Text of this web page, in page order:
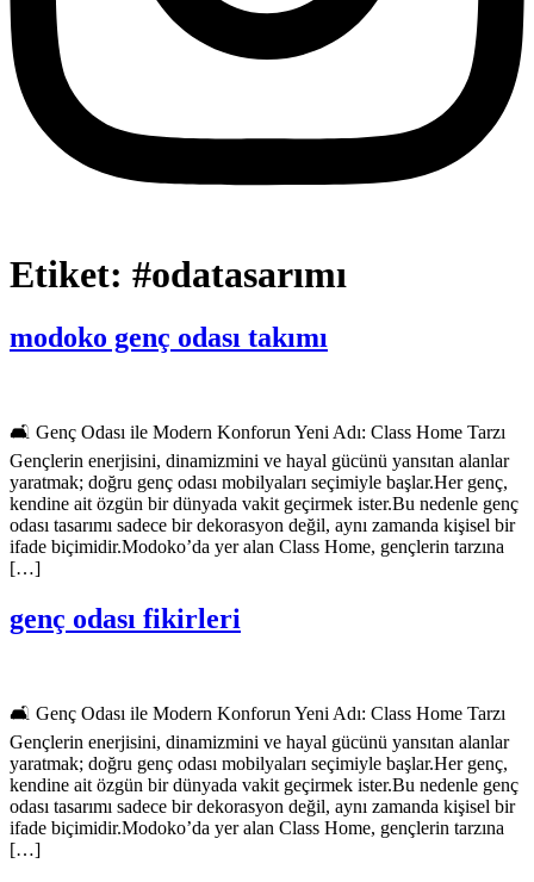
Etiket: #odatasarımı
modoko genç odası takımı
🛋️ Genç Odası ile Modern Konforun Yeni Adı: Class Home Tarzı
Gençlerin enerjisini, dinamizmini ve hayal gücünü yansıtan alanlar
yaratmak; doğru genç odası mobilyaları seçimiyle başlar.Her genç,
kendine ait özgün bir dünyada vakit geçirmek ister.Bu nedenle genç
odası tasarımı sadece bir dekorasyon değil, aynı zamanda kişisel bir
ifade biçimidir.Modoko’da yer alan Class Home, gençlerin tarzına
[…]
genç odası fikirleri
🛋️ Genç Odası ile Modern Konforun Yeni Adı: Class Home Tarzı
Gençlerin enerjisini, dinamizmini ve hayal gücünü yansıtan alanlar
yaratmak; doğru genç odası mobilyaları seçimiyle başlar.Her genç,
kendine ait özgün bir dünyada vakit geçirmek ister.Bu nedenle genç
odası tasarımı sadece bir dekorasyon değil, aynı zamanda kişisel bir
ifade biçimidir.Modoko’da yer alan Class Home, gençlerin tarzına
[…]